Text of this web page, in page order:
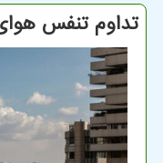
تداوم تنفس